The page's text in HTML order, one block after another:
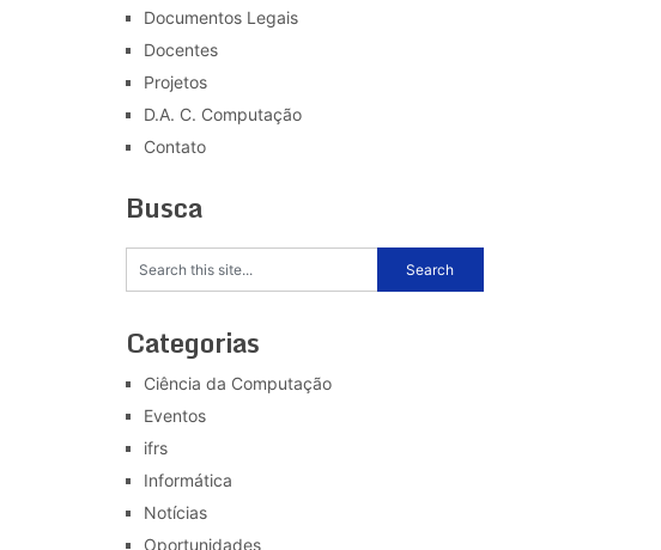
Documentos Legais
Docentes
Projetos
D.A. C. Computação
Contato
Busca
Categorias
Ciência da Computação
Eventos
ifrs
Informática
Notícias
Oportunidades